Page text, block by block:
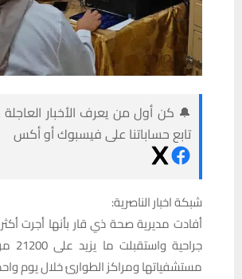
🔔 كن أول من يعرف الأخبار العاجلة
تابع حساباتنا على فيسبوك أو أكس
شبكة اخبار الناصرية:
مستشفياتها ومراكز الطوارئ خلال يوم